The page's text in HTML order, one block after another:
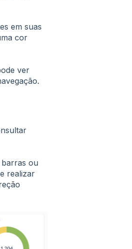
em suas
cor
ver
ou
realizar